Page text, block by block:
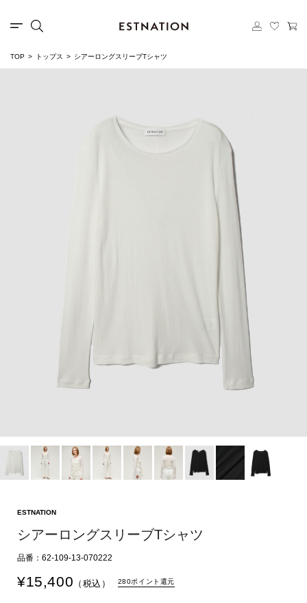
TOP トップス シアーロングスリーブTシャツ
ESTNATION
シアーロングスリーブTシャツ
品番：62-109-13-070222
¥15,400 （税込） 280ポイント還元